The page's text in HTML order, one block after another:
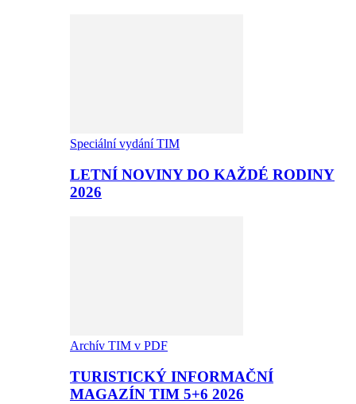
Speciální vydání TIM
LETNÍ NOVINY DO KAŽDÉ RODINY
2026
Archív TIM v PDF
TURISTICKÝ INFORMAČNÍ
MAGAZÍN TIM 5+6 2026